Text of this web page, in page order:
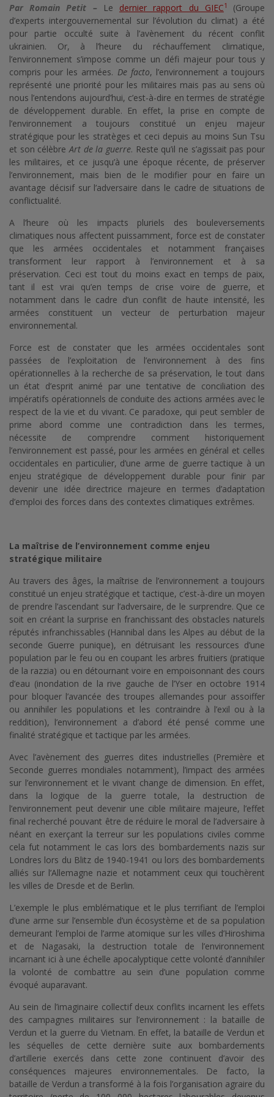
Par Romain Petit – Le dernier rapport du GIEC1 (Groupe
d’experts intergouvernemental sur l’évolution du climat) a été
pour partie occulté suite à l’avènement du récent conflit
ukrainien. Or, à l’heure du réchauffement climatique,
l’environnement s’impose comme un défi majeur pour tous y
compris pour les armées. De facto, l’environnement a toujours
représenté une priorité pour les militaires mais pas au sens où
nous l’entendons aujourd’hui, c’est-à-dire en termes de stratégie
de développement durable. En effet, la prise en compte de
l’environnement a toujours constitué un enjeu majeur
stratégique pour les stratèges et ceci depuis au moins Sun Tsu
et son célèbreArt de la guerre. Reste qu’il ne s’agissait pas pour
les militaires, et ce jusqu’à une époque récente, de préserver
l’environnement, mais bien de le modifier pour en faire un
avantage décisif sur l’adversaire dans le cadre de situations de
conflictualité.
A l’heure où les impacts pluriels des bouleversements
climatiques nous affectent puissamment, force est de constater
que les armées occidentales et notamment françaises
transforment leur rapport à l’environnement et à sa
préservation. Ceci est tout du moins exact en temps de paix,
tant il est vrai qu’en temps de crise voire de guerre, et
notamment dans le cadre d’un conflit de haute intensité, les
armées constituent un vecteur de perturbation majeur
environnemental.
Force est de constater que les armées occidentales sont
passées de l’exploitation de l’environnement à des fins
opérationnelles à la recherche de sa préservation, le tout dans
un état d’esprit animé par une tentative de conciliation des
impératifs opérationnels de conduite des actions armées avec le
respect de la vie et du vivant. Ce paradoxe, qui peut sembler de
prime abord comme une contradiction dans les termes,
nécessite de comprendre comment historiquement
l’environnement est passé, pour les armées en général et celles
occidentales en particulier, d’une arme de guerre tactique à un
enjeu stratégique de développement durable pour finir par
devenir une idée directrice majeure en termes d’adaptation
d’emploi des forces dans des contextes climatiques extrêmes.
La maîtrise de l’environnement comme enjeu
stratégique militaire
Au travers des âges, la maîtrise de l’environnement a toujours
constitué un enjeu stratégique et tactique, c’est-à-dire un moyen
de prendre l’ascendant sur l’adversaire, de le surprendre. Que ce
soit en créant la surprise en franchissant des obstacles naturels
réputés infranchissables (Hannibal dans les Alpes au début de la
seconde Guerre punique), en détruisant les ressources d’une
population par le feu ou en coupant les arbres fruitiers (pratique
de la razzia) ou en détournant voire en empoisonnant des cours
d’eau (inondation de la rive gauche de l’Yser en octobre 1914
pour bloquer l’avancée des troupes allemandes pour assoiffer
ou annihiler les populations et les contraindre à l’exil ou à la
reddition), l’environnement a d’abord été pensé comme une
finalité stratégique et tactique par les armées.
Avec l’avènement des guerres dites industrielles (Première et
Seconde guerres mondiales notamment), l’impact des armées
sur l’environnement et le vivant change de dimension. En effet,
dans la logique de la guerre totale, la destruction de
l’environnement peut devenir une cible militaire majeure, l’effet
final recherché pouvant être de réduire le moral de l’adversaire à
néant en exerçant la terreur sur les populations civiles comme
cela fut notamment le cas lors des bombardements nazis sur
Londres lors du Blitz de 1940-1941 ou lors des bombardements
alliés sur l’Allemagne nazie et notamment ceux qui touchèrent
les villes de Dresde et de Berlin.
L’exemple le plus emblématique et le plus terrifiant de l’emploi
d’une arme sur l’ensemble d’un écosystème et de sa population
demeurant l’emploi de l’arme atomique sur les villes d’Hiroshima
et de Nagasaki, la destruction totale de l’environnement
incarnant ici à une échelle apocalyptique cette volonté d’annihiler
la volonté de combattre au sein d’une population comme
évoqué auparavant.
Au sein de l’imaginaire collectif deux conflits incarnent les effets
des campagnes militaires sur l’environnement : la bataille de
Verdun et la guerre du Vietnam. En effet, la bataille de Verdun et
les séquelles de cette dernière suite aux bombardements
d’artillerie exercés dans cette zone continuent d’avoir des
conséquences majeures environnementales. De facto, la
bataille de Verdun a transformé à la fois l’organisation agraire du